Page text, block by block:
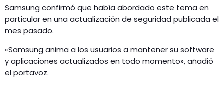
Samsung confirmó que había abordado este tema en
particular en una actualización de seguridad publicada el
mes pasado.
«Samsung anima a los usuarios a mantener su software
y aplicaciones actualizados en todo momento», añadió
el portavoz.